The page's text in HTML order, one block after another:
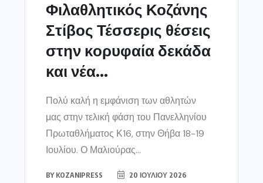
Φιλαθλητικός Κοζάνης
Στίβος Τέσσερις θέσεις
στην κορυφαία δεκάδα
και νέα...
Πολύ καλή η εμφάνιση των αθλητών
μας στην τελική φάση του Πανελληνίου
Πρωταθλήματος Κ16, στην Θήβα 18-19
Ιουλίου. Ο Μαλιούρας...
BY KOZANIPRESS 20 ΙΟΥΛΊΟΥ 2026